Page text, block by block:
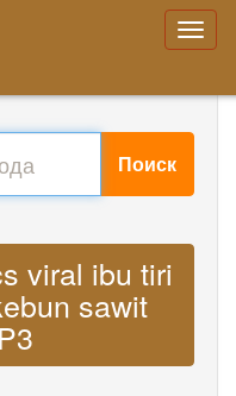
Поиск
viral ibu tiri
sawit